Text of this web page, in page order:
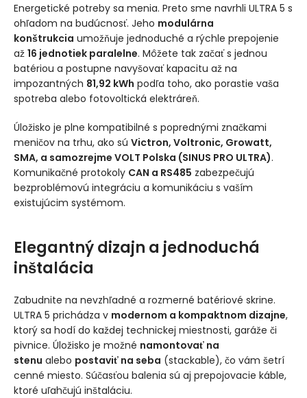
Energetické potreby sa menia. Preto sme navrhli ULTRA 5 s
ohľadom na budúcnosť. Jeho modulárna
konštrukcia umožňuje jednoduché a rýchle prepojenie
až 16 jednotiek paralelne. Môžete tak začať s jednou
batériou a postupne navyšovať kapacitu až na
impozantných 81,92 kWh podľa toho, ako porastie vaša
spotreba alebo fotovoltická elektráreň.
Úložisko je plne kompatibilné s poprednými značkami
meničov na trhu, ako sú Victron, Voltronic, Growatt,
SMA, a samozrejme VOLT Polska (SINUS PRO ULTRA).
Komunikačné protokoly CAN a RS485 zabezpečujú
bezproblémovú integráciu a komunikáciu s vaším
existujúcim systémom.
Elegantný dizajn a jednoduchá
inštalácia
Zabudnite na nevzhľadné a rozmerné batériové skrine.
ULTRA 5 prichádza v modernom a kompaktnom dizajne,
ktorý sa hodí do každej technickej miestnosti, garáže či
pivnice. Úložisko je možné namontovať na
stenu alebo postaviť na seba (stackable), čo vám šetrí
cenné miesto. Súčasťou balenia sú aj prepojovacie káble,
ktoré uľahčujú inštaláciu.